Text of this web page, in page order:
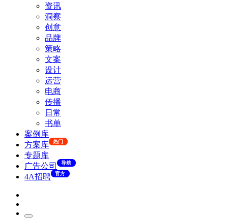
资讯
洞察
创意
品牌
策略
文案
设计
运营
电商
传播
日常
书单
案例库
方案库
热门
专题库
广告公司
导航
4A招聘 官方